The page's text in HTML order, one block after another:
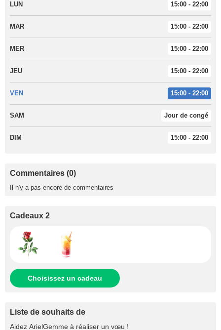
LUN 15:00 - 22:00
MAR 15:00 - 22:00
MER 15:00 - 22:00
JEU 15:00 - 22:00
VEN 15:00 - 22:00
SAM Jour de congé
DIM 15:00 - 22:00
Commentaires (0)
Il n'y a pas encore de commentaires
Cadeaux 2
Choisissez un cadeau
Liste de souhaits de
Aidez ArielGemme à réaliser un vœu !